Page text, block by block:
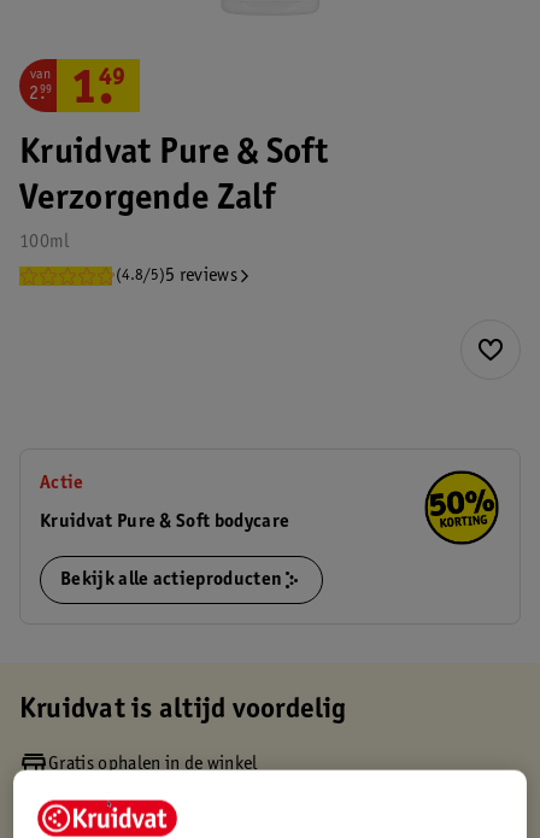
Kruidvat Pure & Soft
Verzorgende Zalf
100ml
(4.8/5)5 reviews
van
2.
99 1.
49
Actie
Kruidvat Pure & Soft bodycare
Bekijk alle actieproducten
Kruidvat is altijd voordelig
Gratis ophalen in de winkel
Gratis thuisbezorgd vanaf 50.00